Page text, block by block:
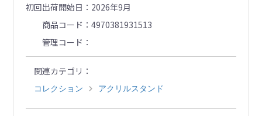
初回出荷開始日
2026年9月
商品コード
4970381931513
管理コード
関連カテゴリ
コレクション アクリルスタンド